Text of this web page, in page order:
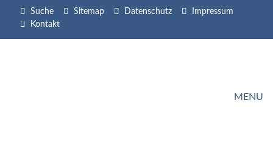
Suche Sitemap Datenschutz
Impressum
Kontakt
MENU